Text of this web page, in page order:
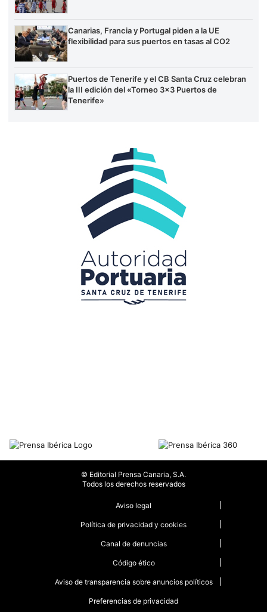
Canarias, Francia y Portugal piden a la UE
flexibilidad para sus puertos en tasas al CO2
Puertos de Tenerife y el CB Santa Cruz celebran
la III edición del «Torneo 3×3 Puertos de
Tenerife»
© Editorial Prensa Canaria, S.A.
Todos los derechos reservados
Aviso legal
Política de privacidad y cookies
Canal de denuncias
Código ético
Aviso de transparencia sobre anuncios políticos
Preferencias de privacidad